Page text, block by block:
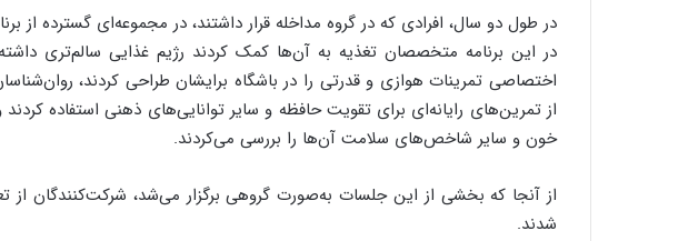
در طول دو سال، افرادی که در گروه مداخله قرار داشتند، در مجموعه‌ای گسترده از
در این برنامه متخصصان تغذیه به آن‌ها کمک کردند رژیم غذایی سالم‌تری داشته
اختصاصی تمرینات هوازی و قدرتی را در باشگاه برایشان طراحی کردند،
از تمرین‌های رایانه‌ای برای تقویت حافظه و سایر توانایی‌های ذهنی استفاده
خون و سایر شاخص‌های سلامت آن‌ها را بررسی می‌کردند.
از آنجا که بخشی از این جلسات به‌صورت گروهی برگزار می‌شد، شرکت‌کنندگان از
شدند.